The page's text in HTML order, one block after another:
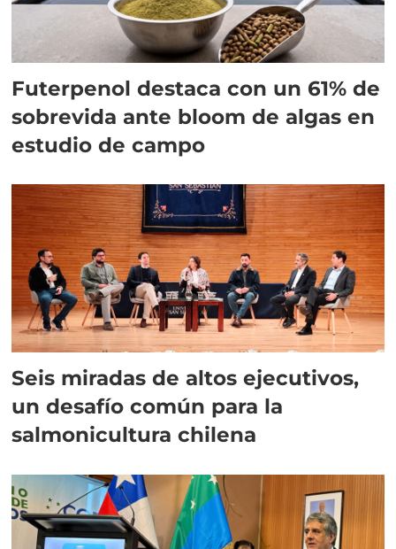
Futerpenol destaca con un 61% de
sobrevida ante bloom de algas en
estudio de campo
Seis miradas de altos ejecutivos,
un desafío común para la
salmonicultura chilena